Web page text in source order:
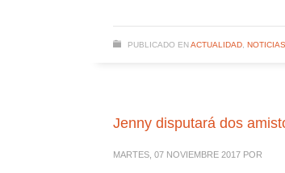
PUBLICADO EN ACTUALIDAD,
Jenny disputará dos
MARTES, 07 NOVIEMBRE 2017 POR